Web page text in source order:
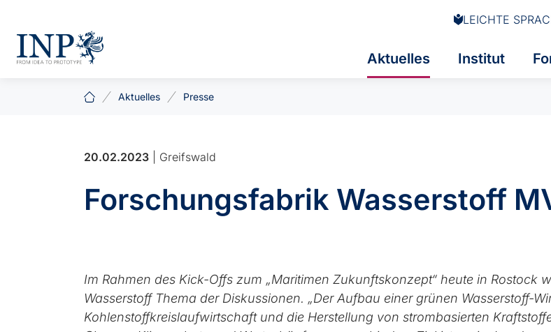
LEICHTE
Aktuelles Institut
Aktuelles Presse
20.02.2023 | Greifswald
Forschungsfabrik Wasserstoff
Im Rahmen des Kick-Offs zum „Maritimen Zukunftskonzept“ heute in
Wasserstoff Thema der Diskussionen. „Der Aufbau einer grünen Wasserstoff-
Kohlenstoffkreislaufwirtschaft und die Herstellung von strombasierten